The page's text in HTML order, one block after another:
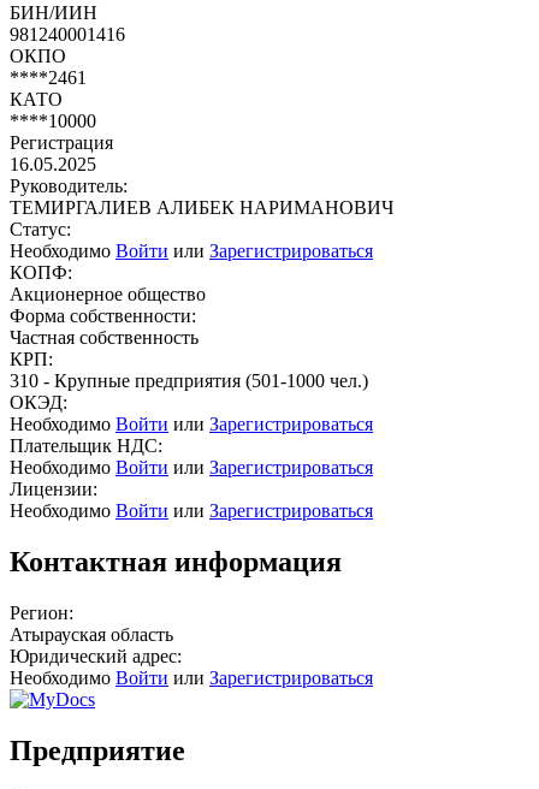
БИН/ИИН
981240001416
ОКПО
****2461
КАТО
****10000
Регистрация
16.05.2025
Руководитель:
ТЕМИРГАЛИЕВ АЛИБЕК НАРИМАНОВИЧ
Статус:
Необходимо Войти или Зарегистрироваться
КОПФ:
Акционерное общество
Форма собственности:
Частная собственность
КРП:
310 - Крупные предприятия (501-1000 чел.)
ОКЭД:
Необходимо Войти или Зарегистрироваться
Плательщик НДС:
Необходимо Войти или Зарегистрироваться
Лицензии:
Необходимо Войти или Зарегистрироваться
Контактная информация
Регион:
Атырауская область
Юридический адрес:
Необходимо Войти или Зарегистрироваться
Предприятие